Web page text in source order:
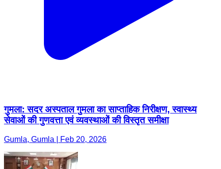
गुमला: सदर अस्पताल गुमला का साप्ताहिक निरीक्षण, स्वास्थ्य
सेवाओं की गुणवत्ता एवं व्यवस्थाओं की विस्तृत समीक्षा
Gumla, Gumla | Feb 20, 2026